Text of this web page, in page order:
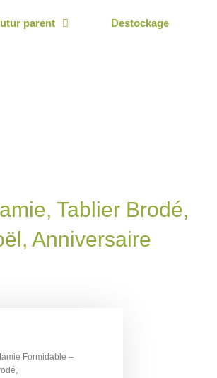
parent Destockage
Tablier Brodé,
Anniversaire
Formidable –